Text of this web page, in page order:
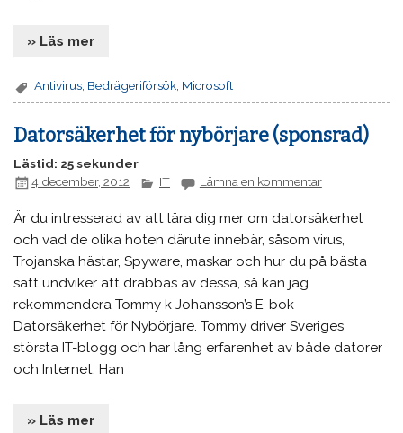
» Läs mer
Antivirus Bedrägeriförsök Microsoft
Datorsäkerhet för nybörjare (sponsrad)
Lästid: 25 sekunder
4 december, 2012
IT Lämna en kommentar
Är du intresserad av att lära dig mer om datorsäkerhet
och vad de olika hoten därute innebär, såsom virus,
Trojanska hästar, Spyware, maskar och hur du på bästa
sätt undviker att drabbas av dessa, så kan jag
rekommendera Tommy k Johansson’s E-bok
Datorsäkerhet för Nybörjare. Tommy driver Sveriges
största IT-blogg och har lång erfarenhet av både datorer
och Internet. Han
» Läs mer